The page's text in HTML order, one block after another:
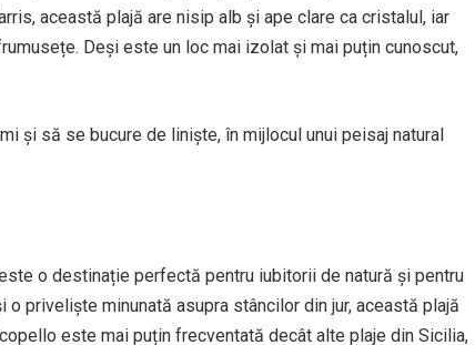
această plajă are nisip alb și ape clare ca cristalul, iar
Deși este un loc mai izolat și mai puțin cunoscut,
și să se bucure de liniște, în mijlocul unui peisaj natural
o destinație perfectă pentru iubitorii de natură și pentru
priveliște minunată asupra stâncilor din jur, această plajă
este mai puțin frecventată decât alte plaje din Sicilia,